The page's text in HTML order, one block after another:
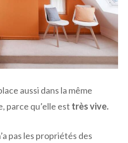
aussi dans la même
parce qu’elle est très vive.
pas les propriétés des